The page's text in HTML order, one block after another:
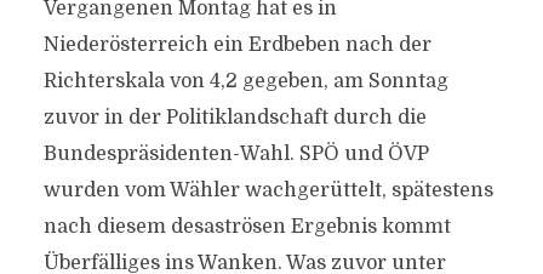
Vergangenen Montag hat es in
Niederösterreich ein Erdbeben nach der
Richterskala von 4,2 gegeben, am Sonntag
zuvor in der Politiklandschaft durch die
Bundespräsidenten-Wahl. SPÖ und ÖVP
wurden vom Wähler wachgerüttelt, spätestens
nach diesem desaströsen Ergebnis kommt
Überfälliges ins Wanken. Was zuvor unter